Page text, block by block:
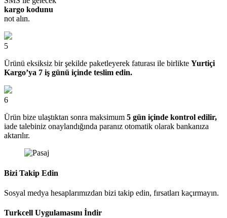
kargo kodunu
not alın.
5
Ürünü eksiksiz bir şekilde paketleyerek faturası ile birlikte Yurtiçi
Kargo’ya 7 iş günü içinde teslim edin.
6
Ürün bize ulaştıktan sonra maksimum 5 gün içinde kontrol edilir,
iade talebiniz onaylandığında paranız otomatik olarak bankanıza
aktarılır.
Bizi Takip Edin
Sosyal medya hesaplarımızdan bizi takip edin, fırsatları kaçırmayın.
Turkcell Uygulamasını İndir